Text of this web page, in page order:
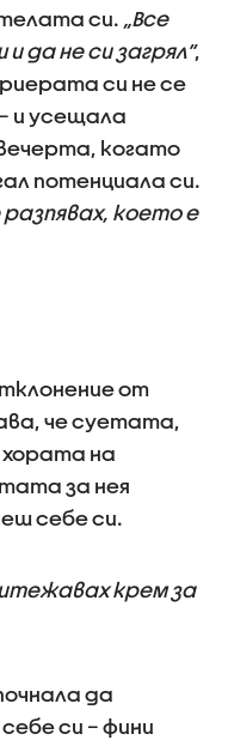
си. „Все
да не си загрял“,
си не се
и усещала
когато
потенциала си.
което е
от
че суетата,
на
за нея
себе си.
крем за
да
си – фини